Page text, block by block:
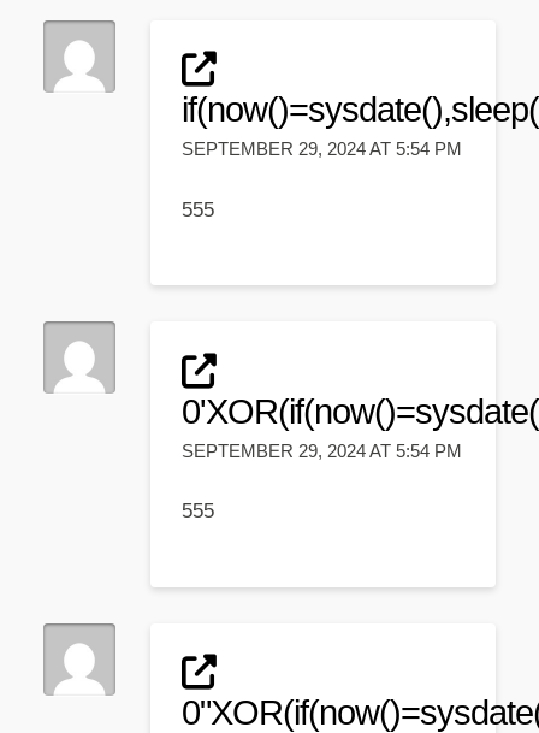
SEPTEMBER 29, 2024 AT 5:54 PM
555
SEPTEMBER 29, 2024 AT 5:54 PM
555